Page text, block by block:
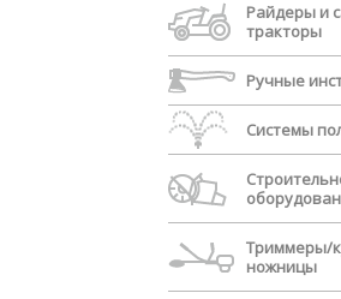
Райдеры и
тракторы
Ручные
Системы
Триммеры/
ножницы